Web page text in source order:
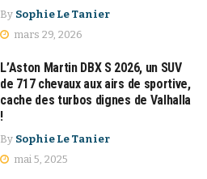
By Sophie Le Tanier
mars 29, 2026
L’Aston Martin DBX S 2026, un SUV
de 717 chevaux aux airs de sportive,
cache des turbos dignes de Valhalla
!
By Sophie Le Tanier
mai 5, 2025